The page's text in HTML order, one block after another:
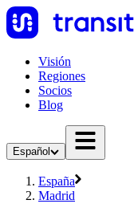
Visión
Regiones
Socios
Blog
Español
España
Madrid